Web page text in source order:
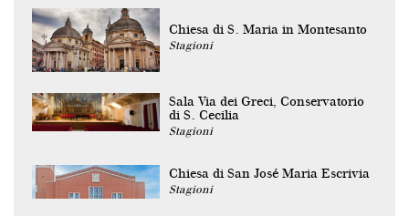
Chiesa di S. Maria in Montesanto
Stagioni
Sala Via dei Greci, Conservatorio
di S. Cecilia
Stagioni
Chiesa di San José Maria Escrivia
Stagioni